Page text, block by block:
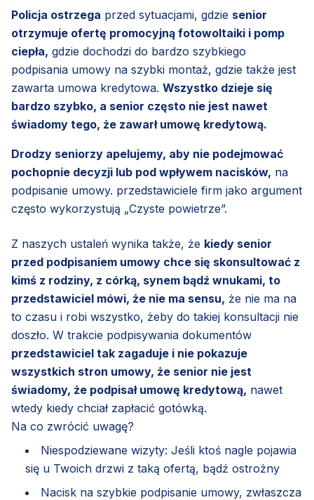
Policja ostrzega przed sytuacjami, gdzie senior
otrzymuje ofertę promocyjną fotowoltaiki i pomp
ciepła, gdzie dochodzi do bardzo szybkiego
podpisania umowy na szybki montaż, gdzie także jest
zawarta umowa kredytowa. Wszystko dzieje się
bardzo szybko, a senior często nie jest nawet
świadomy tego, że zawarł umowę kredytową.
Drodzy seniorzy apelujemy, aby nie podejmować
pochopnie decyzji lub pod wpływem nacisków, na
podpisanie umowy. przedstawiciele firm jako argument
często wykorzystują „Czyste powietrze”.
Z naszych ustaleń wynika także, że kiedy senior
przed podpisaniem umowy chce się skonsultować z
kimś z rodziny, z córką, synem bądź wnukami, to
przedstawiciel mówi, że nie ma sensu, że nie ma na
to czasu i robi wszystko, żeby do takiej konsultacji nie
doszło. W trakcie podpisywania dokumentów
przedstawiciel tak zagaduje i nie pokazuje
wszystkich stron umowy, że senior nie jest
świadomy, że podpisał umowę kredytową, nawet
wtedy kiedy chciał zapłacić gotówką.
Na co zwrócić uwagę?
Niespodziewane wizyty: Jeśli ktoś nagle pojawia
się u Twoich drzwi z taką ofertą, bądź ostrożny
Nacisk na szybkie podpisanie umowy, zwłaszcza